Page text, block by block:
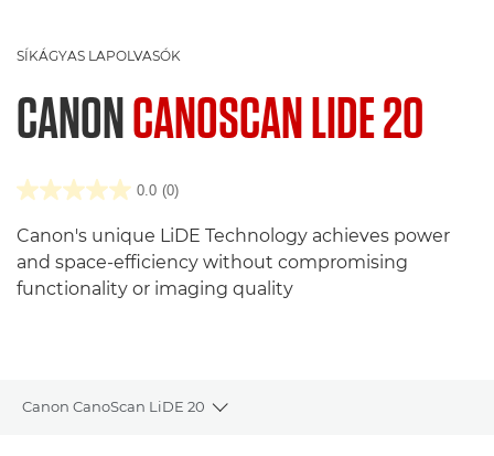
SÍKÁGYAS LAPOLVASÓK
CANONCANOSCAN LIDE 20
0.0 (0)
Canon's unique LiDE Technology achieves power
and space-efficiency without compromising
functionality or imaging quality
Canon CanoScan LiDE 20
Toggle breadcrumbs